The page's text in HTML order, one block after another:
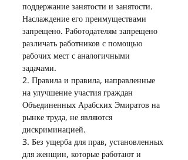
поддержание занятости и занятости.
Наслаждение его преимуществами
запрещено. Работодателям запрещено
различать работников с помощью
рабочих мест с аналогичными
задачами.
2. Правила и правила, направленные
на улучшение участия граждан
Объединенных Арабских Эмиратов на
рынке труда, не являются
дискриминацией.
3. Без ущерба для прав, установленных
для женщин, которые работают и